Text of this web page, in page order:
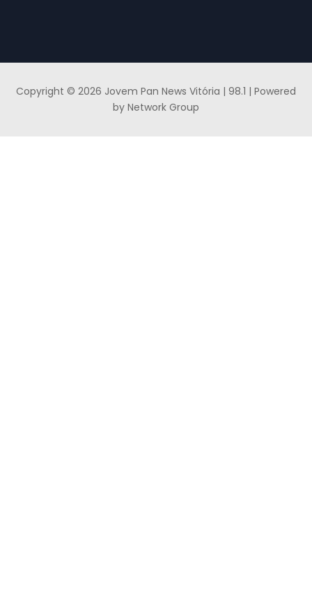
Copyright © 2026 Jovem Pan News Vitória | 98.1 | Powered
by Network Group